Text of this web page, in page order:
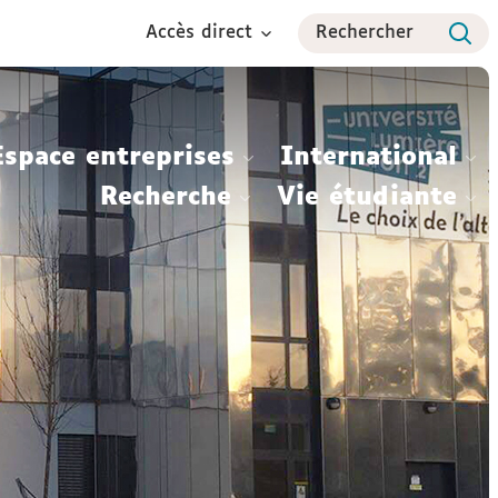
Accès direct Rechercher
entreprises
International
Recherche
Vie étudiante